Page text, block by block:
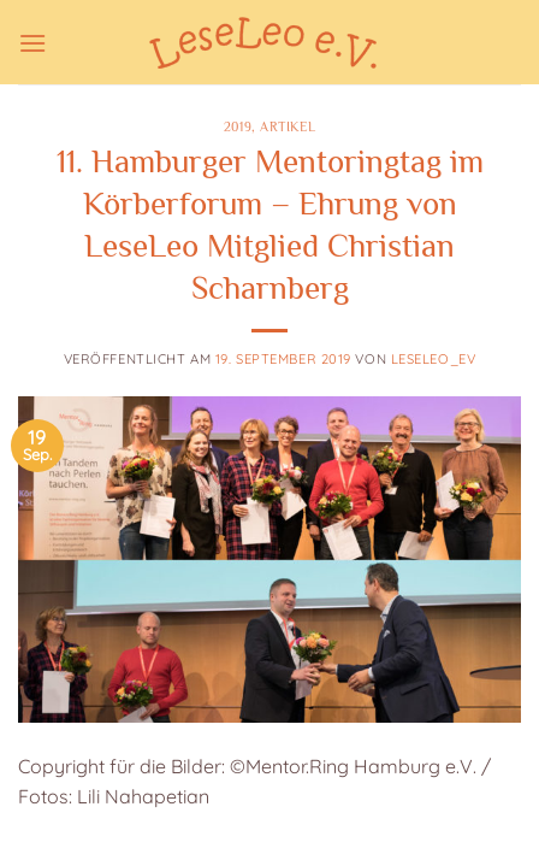
Inhalt
2019,ARTIKEL
11. Hamburger Mentoringtag im
Körberforum – Ehrung von
LeseLeo Mitglied Christian
Scharnberg
VERÖFFENTLICHT AM 19. SEPTEMBER 2019 VON LESELEO_EV
19
Sep.
Copyright für die Bilder: ©Mentor.Ring Hamburg e.V. /
Fotos: Lili Nahapetian